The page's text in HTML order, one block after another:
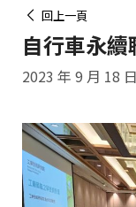
回上一頁
自行車永
2023 年 9 月 18 日